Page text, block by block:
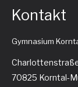
Kontakt
Gymnasium
70825 Korntal-